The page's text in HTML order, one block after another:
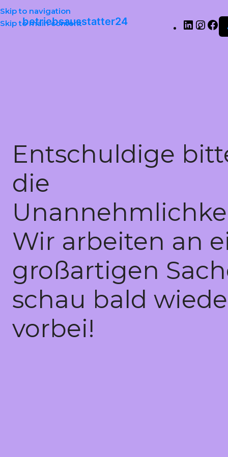
Skip to navigation
Skip to main content
betriebsausstatter24
Entschuldige
die
Wir arbeiten an
großartigen
schau bald
vorbei!